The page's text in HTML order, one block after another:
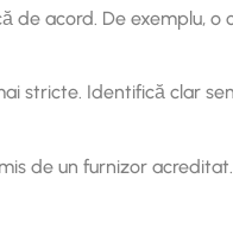
de acord. De exemplu,
stricte. Identifică clar
de un furnizor